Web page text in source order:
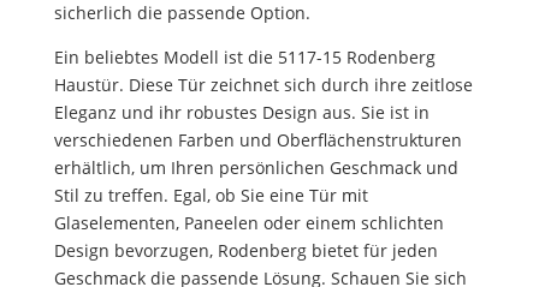
sicherlich die passende Option.
Ein beliebtes Modell ist die 5117-15 Rodenberg
Haustür. Diese Tür zeichnet sich durch ihre zeitlose
Eleganz und ihr robustes Design aus. Sie ist in
verschiedenen Farben und Oberflächenstrukturen
erhältlich, um Ihren persönlichen Geschmack und
Stil zu treffen. Egal, ob Sie eine Tür mit
Glaselementen, Paneelen oder einem schlichten
Design bevorzugen, Rodenberg bietet für jeden
Geschmack die passende Lösung. Schauen Sie sich